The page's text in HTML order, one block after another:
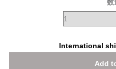
数
International
Add